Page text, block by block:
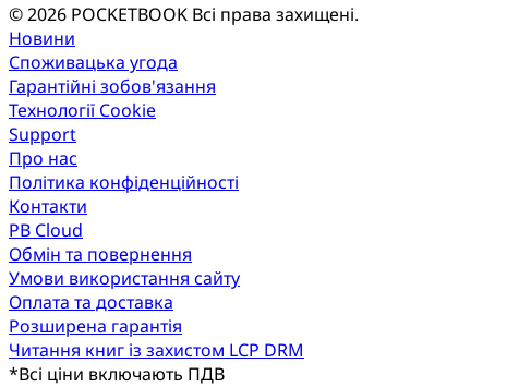
© 2026 POCKETBOOK Всі права захищені.
Новини
Споживацька угода
Гарантійні зобов'язання
Технології Cookie
Support
Про нас
Політика конфіденційності
Контакти
PB Cloud
Обмін та повернення
Умови використання сайту
Оплата та доставка
Розширена гарантія
Читання книг із захистом LCP DRM
*Всі ціни включають ПДВ